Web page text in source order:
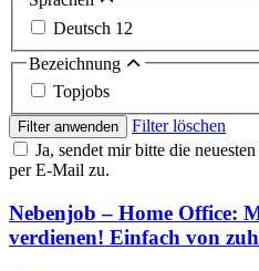
Deutsch 12
Bezeichnung
Topjobs
Filter anwenden
Filter löschen
Ja, sendet mir bitte die
per E-Mail zu.
Nebenjob – Home Office:
verdienen! Einfach von